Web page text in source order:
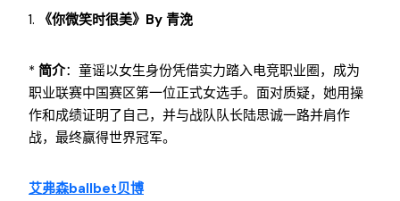
1. 《你微笑时很美》by 青浼
* 简介：童谣以女生身份凭借实力踏入电竞职业圈，成为
职业联赛中国赛区第一位正式女选手。面对质疑，她用操
作和成绩证明了自己，并与战队队长陆思诚一路并肩作
战，最终赢得世界冠军。
艾弗森ballbet贝博